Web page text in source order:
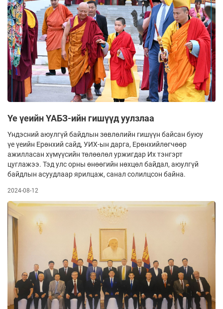
Үе үеийн ҮАБЗ-ийн гишүүд уулзлаа
Үндэсний аюулгүй байдлын зөвлөлийн гишүүн байсан буюу
үе үеийн Ерөнхий сайд, УИХ-ын дарга, Ерөнхийлөгчөөр
ажилласан хүмүүсийн төлөөлөл уржигдар Их тэнгэрт
цуглажээ. Тэд улс орны өнөөгийн нөхцөл байдал, аюулгүй
байдлын асуудлаар ярилцаж, санал солилцсон байна.
2024-08-12